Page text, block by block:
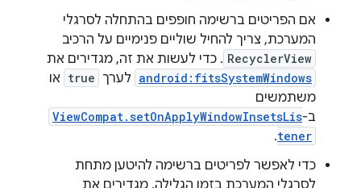
אם הפריטים ברשימה חופפים בהתחלה לסרגלי
המערכת, צריך להחיל שוליים פנימיים על הרכיב
RecyclerView . כדי לעשות את זה, מגדירים את
android:fitsSystemWindows לערך true או
משתמשים
ב-ViewCompat.setOnApplyWindowInsetsLis
tener
.
כדי לאפשר לפריטים ברשימה להיטען מתחת
לסרגלי המערכת בזמן הגלילה, מגדירים את